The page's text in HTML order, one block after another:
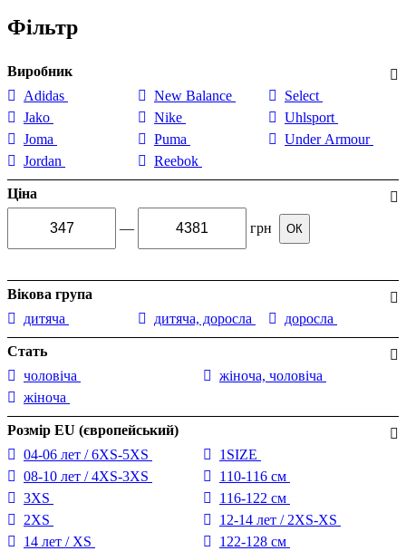
Фільтр
Виробник
Adidas
Jako
Joma
Jordan
New Balance
Nike
Puma
Reebok
Select
Uhlsport
Under Armour
Ціна
— грн ОК
Вікова група
дитяча
дитяча, доросла доросла
Стать
чоловіча
жіноча
жіноча, чоловіча
Розмір EU (європейський)
04-06 лет / 6XS-5XS
08-10 лет / 4XS-3XS
3XS
2XS
14 лет / XS
1SIZE
110-116 см
116-122 см
12-14 лет / 2XS-XS
122-128 см